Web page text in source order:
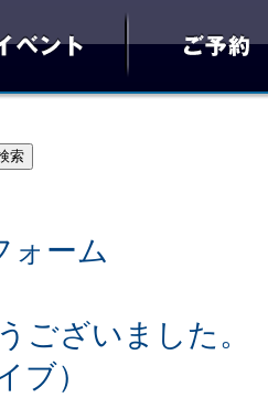
ォーム
ございました。
ブ）